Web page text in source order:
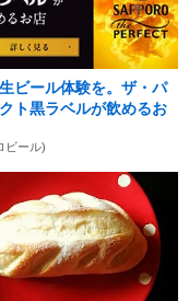
ビール体験を。ザ・パ
ト黒ラベルが飲めるお
ビール)